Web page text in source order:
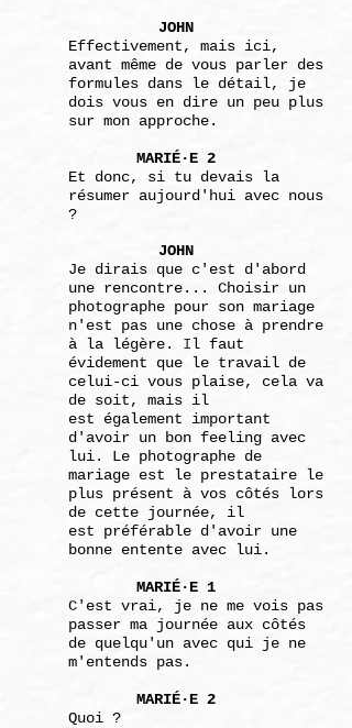
JOHN
Effectivement, mais ici,
avant même de vous parler des
formules dans le détail, je
dois vous en dire un peu plus
sur mon approche.
MARIÉ·E 2
Et donc, si tu devais la
résumer aujourd'hui avec nous
?
JOHN
Je dirais que c'est d'abord
une rencontre... Choisir un
photographe pour son mariage
n'est pas une chose à prendre
à la légère. Il faut
évidement que le travail de
celui-ci vous plaise, cela va
de soit, mais il
est également important
d'avoir un bon feeling avec
lui. Le photographe de
mariage est le prestataire le
plus présent à vos côtés lors
de cette journée, il
est préférable d'avoir une
bonne entente avec lui.
MARIÉ·E 1
C'est vrai, je ne me vois pas
passer ma journée aux côtés
de quelqu'un avec qui je ne
m'entends pas.
MARIÉ·E 2
Quoi ?